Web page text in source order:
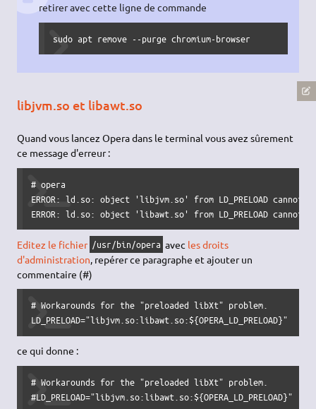
retirer avec cette ligne de commande
sudo apt remove --purge chromium-browser
libjvm.so et libawt.so
Quand vous lancez Opera dans le terminal vous avez sûrement
ce message d'erreur :
# opera
ERROR: ld.so: object 'libjvm.so' from LD_PRELOAD cannot
ERROR: ld.so: object 'libawt.so' from LD_PRELOAD cannot
Editez le fichier /usr/bin/opera avec les droits
d'administration, repérer ce paragraphe et ajouter un
commentaire (#)
# Workarounds for the "preloaded libXt" problem.
LD_PRELOAD="libjvm.so:libawt.so:${OPERA_LD_PRELOAD}"
ce qui donne :
# Workarounds for the "preloaded libXt" problem.
#LD_PRELOAD="libjvm.so:libawt.so:${OPERA_LD_PRELOAD}"